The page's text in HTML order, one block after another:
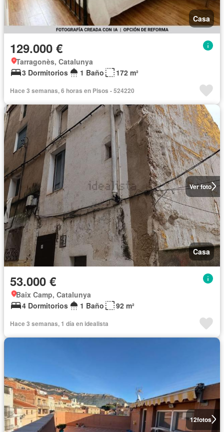
Casa
129.000 €
Tarragonès, Catalunya
3 Dormitorios
1 Baño 172 m²
Hace 3 semanas, 6 horas en Pisos - 524220
Ver foto
Casa
53.000 €
Baix Camp, Catalunya
4 Dormitorios
1 Baño 92 m²
Hace 3 semanas, 1 día en idealista
12fotos